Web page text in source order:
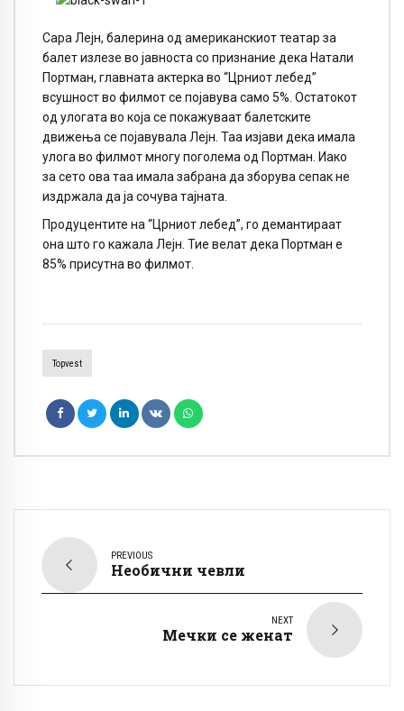
Сара Лејн, балерина од американскиот театар за
балет излезе во јавноста со признание дека Натали
Портман, главната актерка во “Црниот лебед”
всушност во филмот се појавува само 5%. Остатокот
од улогата во која се покажуваат балетските
движења се појавувала Лејн. Таа изјави дека имала
улога во филмот многу поголема од Портман. Иако
за сето ова таа имала забрана да зборува сепак не
издржала да ја сочува тајната.
Продуцентите на “Црниот лебед”, го демантираат
она што го кажала Лејн. Тие велат дека Портман е
85% присутна во филмот.
Topvest
PREVIOUS
Необични чевли
NEXT
Мечки се женат